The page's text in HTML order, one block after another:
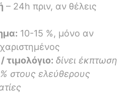
– 24h πριν, αν θέλεις
10-15 %, μόνο αν
τιμολόγιο: δίνει έκπτωση
στους ελεύθερους